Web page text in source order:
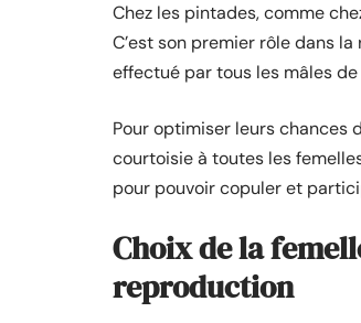
Chez les pintades, comme
C’est son premier rôle dans
effectué par tous les mâles
Pour optimiser leurs chances
courtoisie à toutes les
pour pouvoir copuler et
Choix de la
reproduction